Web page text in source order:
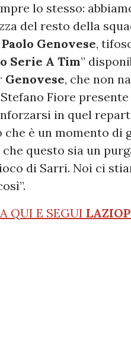
lo stesso:
del resto della
Paolo Genovese,
Serie A Tim”
Genovese, che non
Fiore
in quel
che è un momento
che questo sia un
di Sarri. Noi ci
QUI E SEGUI